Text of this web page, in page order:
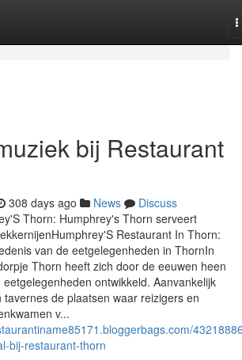
bij Restaurant
308 days ago News
Discuss
Thorn: Humphrey's Thorn serveert
Restaurant In Thorn:
van de eetgelegenheden in ThornIn
Thorn heeft zich door de eeuwen heen
ontwikkeld. Aanvankelijk
de plaatsen waar reizigers en
v...
bij-restaurant-thorn